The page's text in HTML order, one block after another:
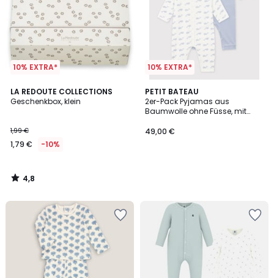
10% EXTRA*
LA REDOUTE COLLECTIONS
Geschenkbox, klein
1,99 €
1,79 € -10%
4,8
/ 5
4,8
/
10% EXTRA*
PETIT BATEAU
2er-Pack Pyjamas aus
Baumwolle ohne Füsse, mit
49,00 €